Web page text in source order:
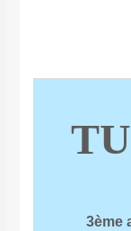
3ème